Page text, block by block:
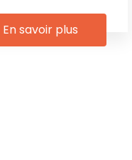
En savoir plus